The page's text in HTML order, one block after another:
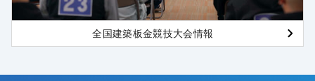
全国建築板金競技大会情報